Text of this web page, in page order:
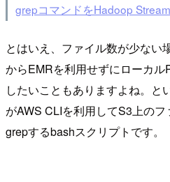
grepコマンドをHadoop
とはいえ、ファイル数が少ない
からEMRを利用せずにローカ
したいこともありますよね。と
がAWS CLIを利用してS3上の
grepするbashスクリプトです。